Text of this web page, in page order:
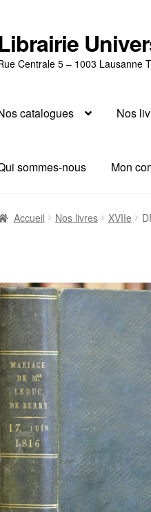
Centrale 5 – 1003 Lausanne
catalogues Nos
sommes-nous Mon
Accueil Nos livres XVIIe